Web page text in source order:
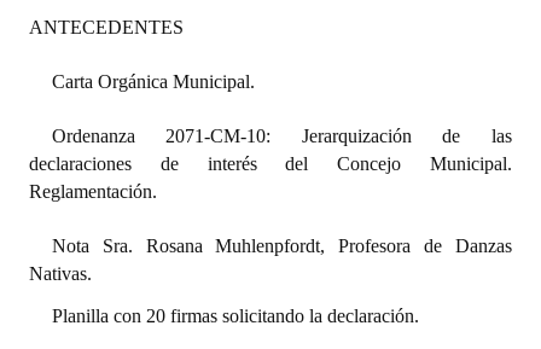
Carta Orgánica 2007
Reglamento Interno
Digesto
Organigrama
DOCUMENTOS
ANTECEDENTES
Carta Orgánica Municipal.
Ordenanza 2071-CM-10: Jerarquización de las
declaraciones de interés del Concejo Municipal.
Reglamentación.
Nota Sra. Rosana Muhlenpfordt, Profesora de Danzas
Nativas.
Planilla con 20 firmas solicitando la declaración.